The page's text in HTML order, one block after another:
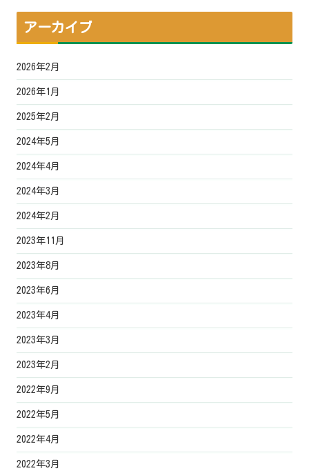
アーカイブ
2026年2月
2026年1月
2025年2月
2024年5月
2024年4月
2024年3月
2024年2月
2023年11月
2023年8月
2023年6月
2023年4月
2023年3月
2023年2月
2022年9月
2022年5月
2022年4月
2022年3月